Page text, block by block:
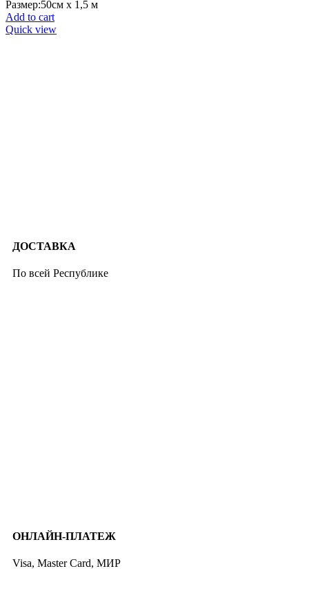
Размер:50см х 1,5 м
Add to cart
Quick view
ДОСТАВКА
По всей Республике
ОНЛАЙН-ПЛАТЕЖ
Visa, Master Card, МИР